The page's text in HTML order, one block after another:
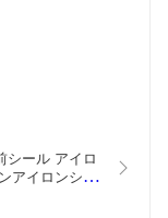
シール アイロ
アイロンシー